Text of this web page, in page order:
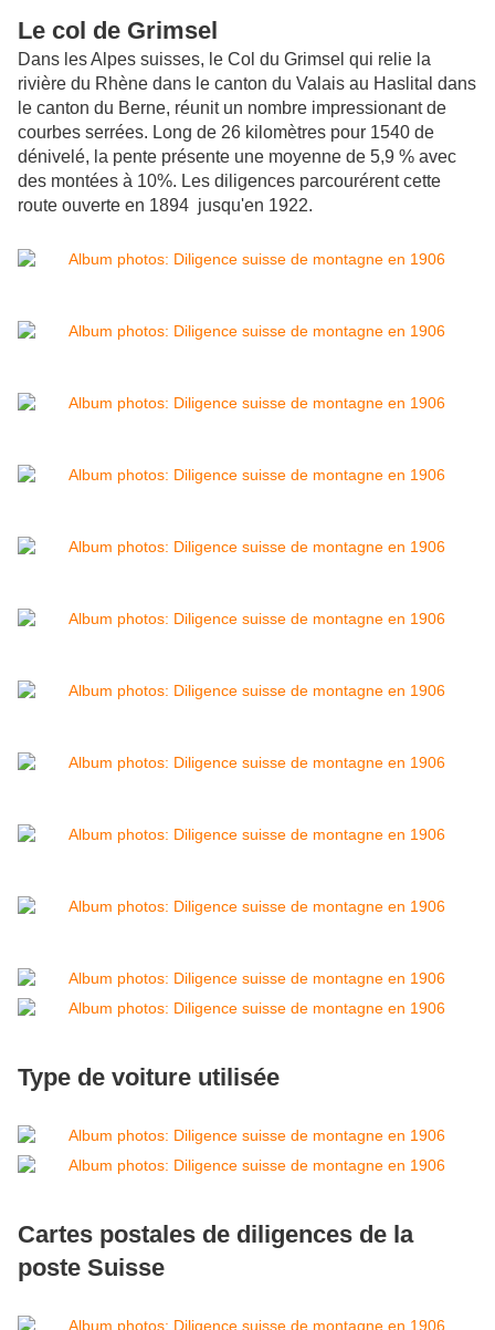
Le col de Grimsel
Dans les Alpes suisses, le Col du Grimsel qui relie la
rivière du Rhène dans le canton du Valais au Haslital dans
le canton du Berne, réunit un nombre impressionant de
courbes serrées. Long de 26 kilomètres pour 1540 de
dénivelé, la pente présente une moyenne de 5,9 % avec
des montées à 10%. Les diligences parcourérent cette
route ouverte en 1894 jusqu'en 1922.
Type de voiture utilisée
Cartes postales de diligences de la
poste Suisse